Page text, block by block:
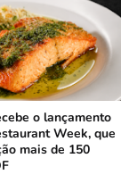
o lançamento
Week, que
mais de 150